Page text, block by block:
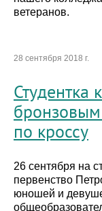
ветеранов.
28 сентября 2018 г.
Студентка
по кроссу
26 сентября на
первенство
юношей и